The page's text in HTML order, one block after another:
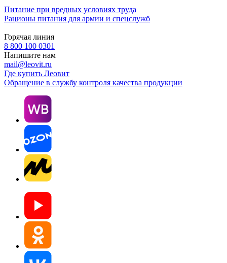
Питание при вредных условиях труда
Рационы питания для армии и спецслужб
Горячая линия
8 800 100 0301
Напишите нам
mail@leovit.ru
Где купить Леовит
Обращение в службу контроля качества продукции